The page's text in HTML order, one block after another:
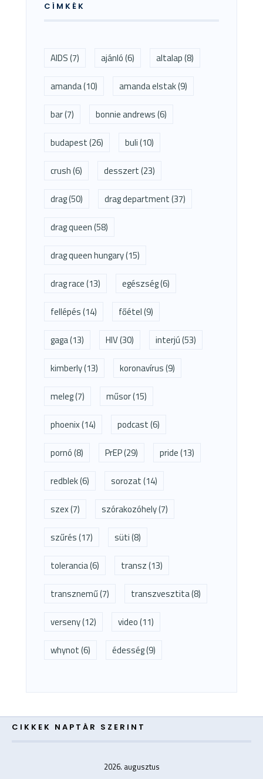
CÍMKÉK
AIDS(7) ajánló(6) altalap(8)
amanda(10) amanda elstak(9)
bar(7) bonnie andrews(6)
budapest(26) buli(10)
crush(6) desszert(23)
drag(50) drag department(37)
drag queen(58)
drag queen hungary(15)
drag race(13) egészség(6)
fellépés(14) főétel(9)
gaga(13) HIV(30) interjú(53)
kimberly(13) koronavírus(9)
meleg(7) műsor(15)
phoenix(14) podcast(6)
pornó(8) PrEP(29) pride(13)
redblek(6) sorozat(14)
szex(7) szórakozóhely(7)
szűrés(17) süti(8)
tolerancia(6) transz(13)
transznemű(7) transzvesztita(8)
verseny(12) video(11)
whynot(6) édesség(9)
CIKKEK NAPTÁR SZERINT
2026. augusztus